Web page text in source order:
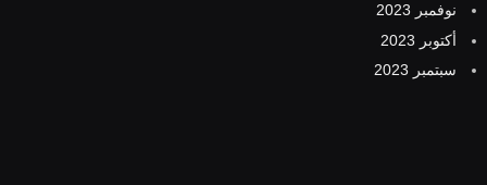
نوفمبر 2023
أكتوبر 2023
سبتمبر 2023